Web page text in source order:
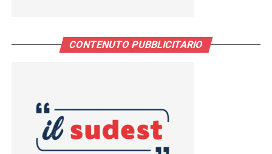
CONTENUTO PUBBLICITARIO